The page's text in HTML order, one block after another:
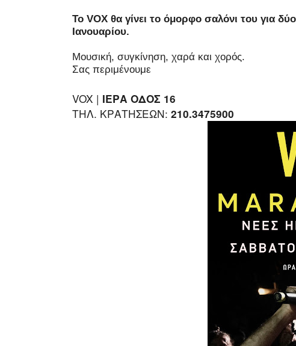
Το VOX θα γίνει το όμορφο σαλόνι του για
Ιανουαρίου.
Μουσική, συγκίνηση, χαρά και χορός.
Σας περιμένουμε
VOX | ΙΕΡΑ ΟΔΟΣ 16
ΤΗΛ. ΚΡΑΤΗΣΕΩΝ: 210.3475900